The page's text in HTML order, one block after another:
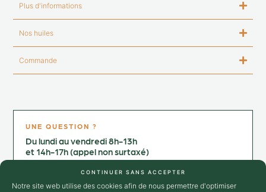
Notre site web utilise des cookies afin de nous permettre d'optimiser
CONTINUER SANS ACCEPTER
Plus d'informations
Nos huiles
Commande
UNE QUESTION ?
Du lundi au vendredi 8h-13h
et 14h-17h (appel non surtaxé)
+33 4 75 25 02 64